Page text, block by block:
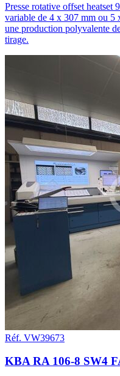
Presse rotative offset heatset
variable de 4 x 307 mm ou 5
une production polyvalente
tirage.
Réf. VW39673
KBA RA 106-8 SW4